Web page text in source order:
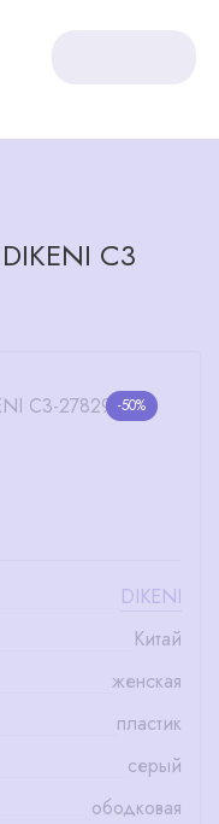
C3
-50%
DIKENI
Китай
женская
пластик
серый
ободковая